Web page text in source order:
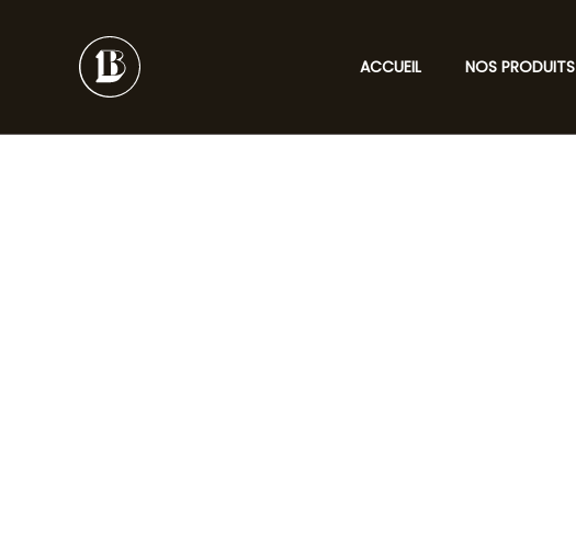
ACCUEIL NOS PRODUITS